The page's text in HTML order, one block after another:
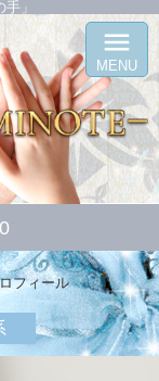
」
menu
MENU
フィール